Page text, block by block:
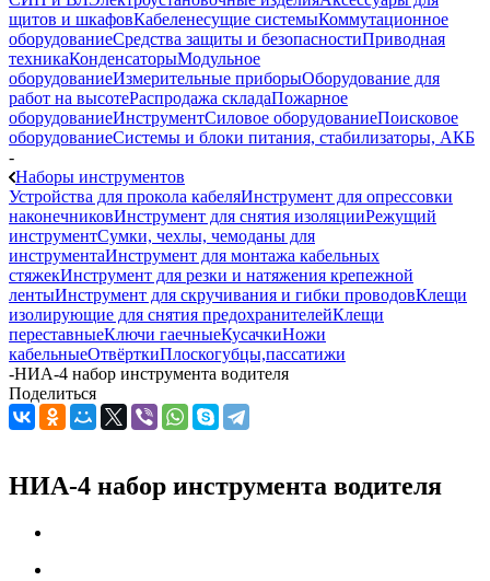
щитов и шкафовКабеленесущие системыКоммутационное
оборудованиеСредства защиты и безопасностиПриводная
техникаКонденсаторыМодульное
оборудованиеИзмерительные приборыОборудование для
работ на высотеРаспродажа складаПожарное
оборудованиеИнструментСиловое оборудованиеПоисковое
оборудованиеСистемы и блоки питания, стабилизаторы, АКБ
-
Наборы инструментов
Устройства для прокола кабеляИнструмент для опрессовки
наконечниковИнструмент для снятия изоляцииРежущий
инструментСумки, чехлы, чемоданы для
инструментаИнструмент для монтажа кабельных
стяжекИнструмент для резки и натяжения крепежной
лентыИнструмент для скручивания и гибки проводовКлещи
изолирующие для снятия предохранителейКлещи
переставныеКлючи гаечныеКусачкиНожи
кабельныеОтвёрткиПлоскогубцы,пассатижи
-НИА-4 набор инструмента водителя
Поделиться
НИА-4 набор инструмента водителя